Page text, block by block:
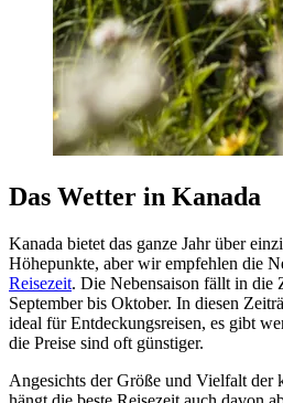
Das Wetter in Kanada
Kanada bietet das ganze Jahr über
Höhepunkte, aber wir empfehlen die
Reisezeit. Die Nebensaison fällt in die
September bis Oktober. In diesen
ideal für Entdeckungsreisen, es gibt
die Preise sind oft günstiger.
Angesichts der Größe und Vielfalt der